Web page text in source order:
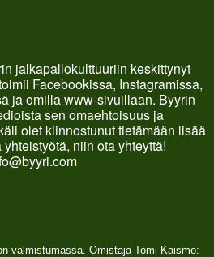
jalkapallokulttuuriin keskittynyt
Facebookissa, Instagramissa,
ja omilla www-sivuillaan. Byyrin
sen omaehtoisuus ja
olet kiinnostunut tietämään lisää
niin ota yhteyttä!
valmistumassa. Omistaja Tomi Kaismo: